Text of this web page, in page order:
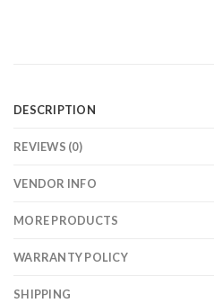
DESCRIPTION
REVIEWS (0)
VENDOR INFO
MORE PRODUCTS
WARRANTY POLICY
SHIPPING